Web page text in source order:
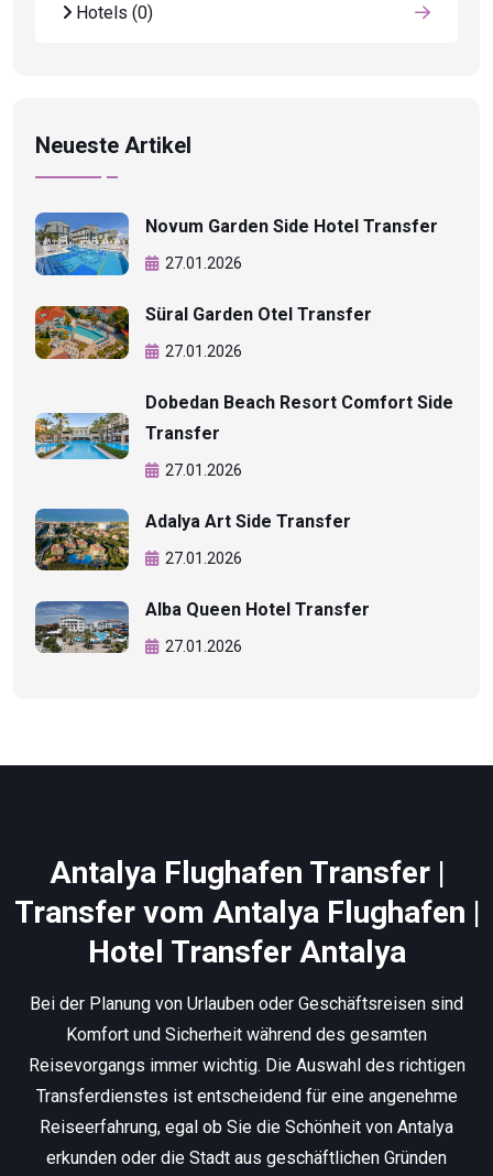
Hotels (0)
Neueste Artikel
Novum Garden Side Hotel Transfer
27.01.2026
Süral Garden Otel Transfer
27.01.2026
Dobedan Beach Resort Comfort Side
Transfer
27.01.2026
Adalya Art Side Transfer
27.01.2026
Alba Queen Hotel Transfer
27.01.2026
Antalya Flughafen Transfer |
Transfer vom Antalya Flughafen |
Hotel Transfer Antalya
Bei der Planung von Urlauben oder Geschäftsreisen sind
Komfort und Sicherheit während des gesamten
Reisevorgangs immer wichtig. Die Auswahl des richtigen
Transferdienstes ist entscheidend für eine angenehme
Reiseerfahrung, egal ob Sie die Schönheit von Antalya
erkunden oder die Stadt aus geschäftlichen Gründen